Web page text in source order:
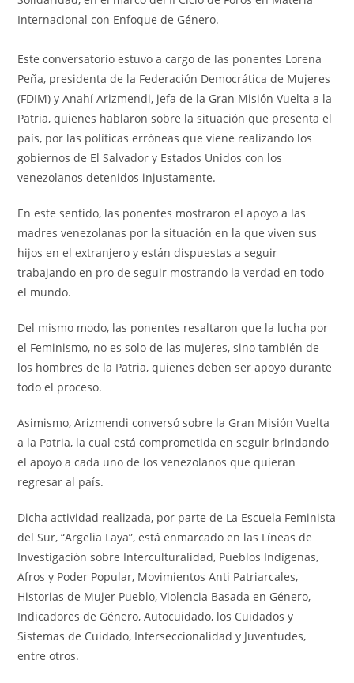
Internacional con Enfoque de Género.
‎Este conversatorio estuvo a cargo de las ponentes Lorena
Peña, presidenta de la Federación Democrática de Mujeres
(FDIM) y Anahí Arizmendi, jefa de la Gran Misión Vuelta a la
Patria, quienes hablaron sobre la situación que presenta el
país, por las políticas erróneas que viene realizando los
gobiernos de El Salvador y Estados Unidos con los
venezolanos detenidos injustamente.
En este sentido, las ponentes mostraron el apoyo a las
madres venezolanas por la situación en la que viven sus
hijos en el extranjero y están dispuestas a seguir
trabajando en pro de seguir mostrando la verdad en todo
el mundo.
Del mismo modo, las ponentes resaltaron que la lucha por
el Feminismo, no es solo de las mujeres, sino también de
los hombres de la Patria, quienes deben ser apoyo durante
todo el proceso.
Asimismo, Arizmendi conversó sobre la Gran Misión Vuelta
a la Patria, la cual está comprometida en seguir brindando
el apoyo a cada uno de los venezolanos que quieran
regresar al país.
Dicha actividad realizada, por parte de La Escuela Feminista
del Sur, “Argelia Laya”, está enmarcado en las Líneas de
Investigación sobre Interculturalidad, Pueblos Indígenas,
Afros y Poder Popular, Movimientos Anti Patriarcales,
Historias de Mujer Pueblo, Violencia Basada en Género,
Indicadores de Género, Autocuidado, los Cuidados y
Sistemas de Cuidado, Interseccionalidad y Juventudes,
entre otros.